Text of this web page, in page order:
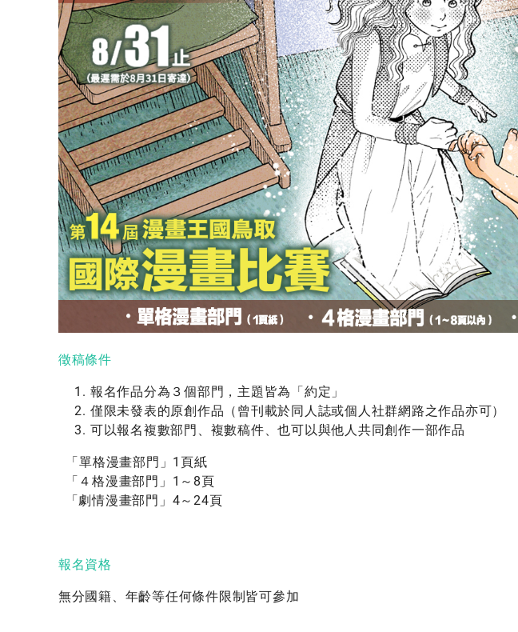
徵稿條件
報名作品分為３個部門，主題皆為「約定」
僅限未發表的原創作品（ 曾刊載於同人誌或個人社群網路之作品亦可）
可以報名複數部門、複數稿件、也可以與他人共同創作一部作品
「單格漫畫部門」1頁紙
「４格漫畫部門」1～8頁
「劇情漫畫部門」4～24頁
報名資格
無分國籍、年齡等任何條件限制皆可參加